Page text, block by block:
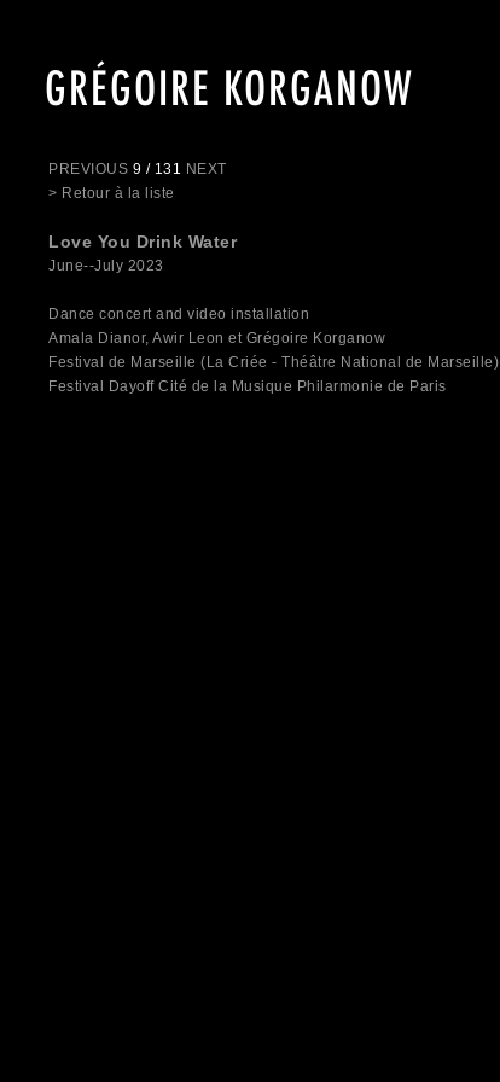
GRÉGOIRE KORGANOW
PREVIOUS 9 / 131 NEXT
> Retour à la liste
Love You Drink Water
June--July 2023
Dance concert and video installation
Amala Dianor, Awir Leon et Grégoire Korganow
Festival de Marseille (La Criée - Théâtre National de Marseille)
Festival Dayoff Cité de la Musique Philarmonie de Paris